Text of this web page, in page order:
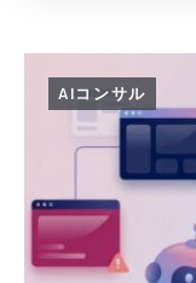
AIコンサル